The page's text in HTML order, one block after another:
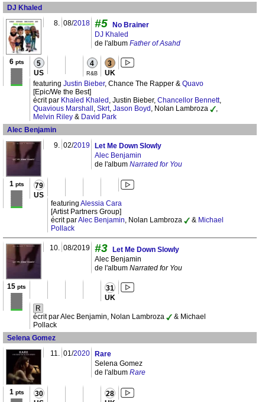
DJ Khaled
8. 08/2018 #5
No Brainer
DJ Khaled
de l'album Father of Asahd
6pts 5
US
4
R&B
3
UK
featuring Justin Bieber, Chance The Rapper & Quavo
[Epic/We the Best]
écrit par Khaled Khaled , Justin Bieber, Chancellor Bennett,
Quavious Marshall , Skrt, Jason Boyd , Nolan Lambroza
,
Melvin Riley & David Park
Alec Benjamin
9. 02/2019
Let Me Down Slowly
Alec Benjamin
de l'album Narrated for You
1 pts 79
US
featuring Alessia Cara
[Artist Partners Group]
écrit parAlec Benjamin, Nolan Lambroza & Michael
Pollack
10. 08/2019 #3
Let Me Down Slowly
Alec Benjamin
de l'album Narrated for You
15 pts 31
UK
R
écrit par Alec Benjamin, Nolan Lambroza
& Michael
Pollack
Selena Gomez
11. 01/2020
Rare
Selena Gomez
de l'album Rare
1 pts 30 28